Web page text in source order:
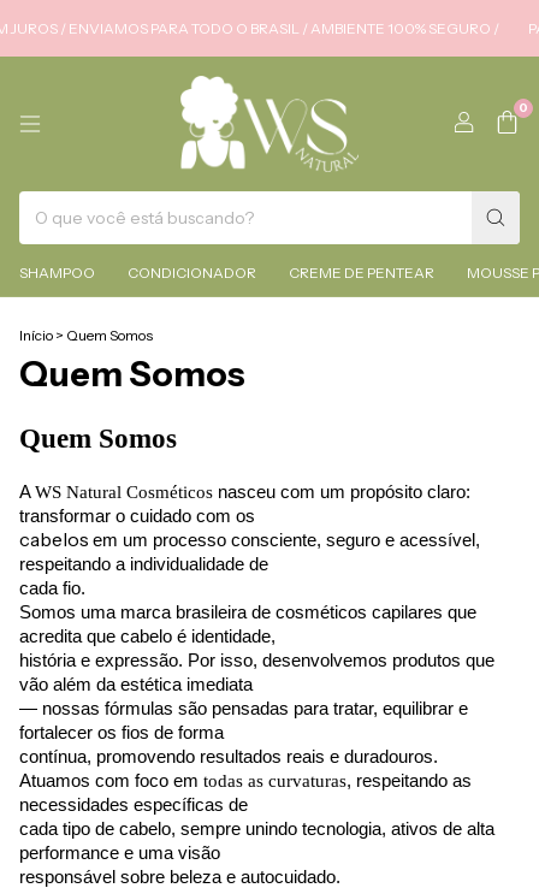
/ ENVIAMOS PARA TODO O BRASIL / AMBIENTE 100% SEGURO /
0
SHAMPOO CONDICIONADOR CREME DE PENTEAR MOUSSE
Início > Quem Somos
Quem Somos
Quem Somos
AWS Natural Cosméticos nasceu com um propósito claro:
transformar o cuidado com os
cabelos em um processo consciente, seguro e acessível,
respeitando a individualidade de
cada fio.
Somos uma marca brasileira de cosméticos capilares que
acredita que cabelo é identidade,
história e expressão. Por isso, desenvolvemos produtos que
vão além da estética imediata
— nossas fórmulas são pensadas para tratar, equilibrar e
fortalecer os fios de forma
contínua, promovendo resultados reais e duradouros.
Atuamos com foco em todas as curvaturas, respeitando as
necessidades específicas de
cada tipo de cabelo, sempre unindo tecnologia, ativos de alta
performance e uma visão
responsável sobre beleza e autocuidado.